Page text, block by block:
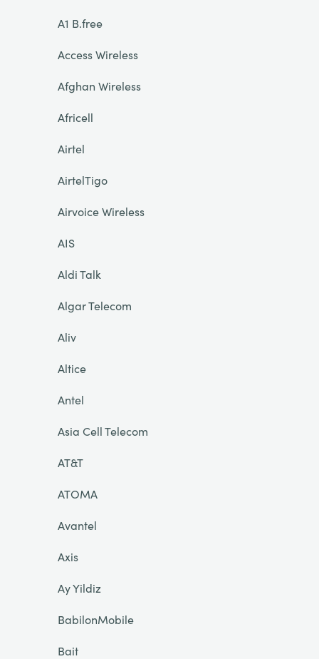
A1 B.free
Access Wireless
Afghan Wireless
Africell
Airtel
AirtelTigo
Airvoice Wireless
AIS
Aldi Talk
Algar Telecom
Aliv
Altice
Antel
Asia Cell Telecom
AT&T
ATOMA
Avantel
Axis
Ay Yildiz
BabilonMobile
Bait